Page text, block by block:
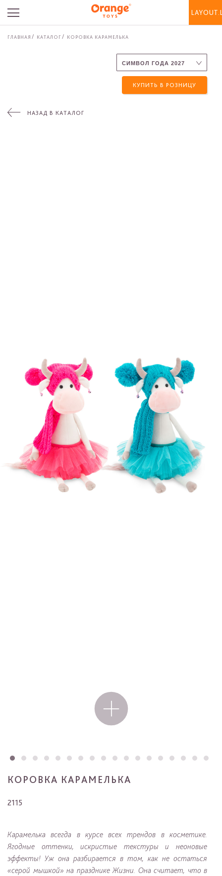
ГЛАВНАЯ КАТАЛОГ КОРОВКА КАРАМЕЛЬКА
КУПИТЬ В РОЗНИЦУ
НАЗАД В КАТАЛОГ
КОРОВКА КАРАМЕЛЬКА
2115
Карамелька всегда в курсе всех трендов в косметике.
Ягодные оттенки, искристые текстуры и неоновые
эффекты! Уж она разбирается в том, как не остаться
«серой мышкой» на празднике Жизни. Она считает, что в